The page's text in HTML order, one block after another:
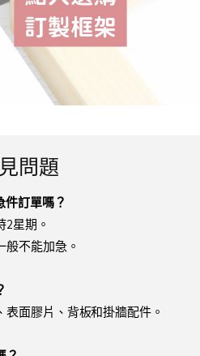
問題
件訂單嗎？
2星期。
般不能加急。
面膠片、背板和掛牆配件。